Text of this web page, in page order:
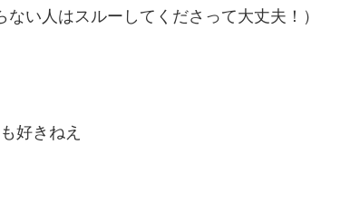
い人はスルーしてくださって大丈夫！）
好きねえ